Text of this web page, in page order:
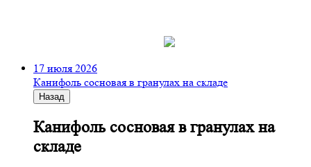
17 июля 2026
Канифоль сосновая в гранулах на складе
Назад
Канифоль сосновая в гранулах на
складе